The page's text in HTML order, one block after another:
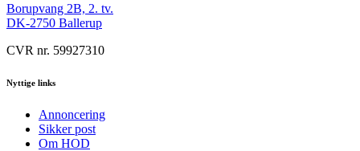
Borupvang 2B, 2. tv.
DK-2750 Ballerup
CVR nr. 59927310
Nyttige links
Annoncering
Sikker post
Om HOD